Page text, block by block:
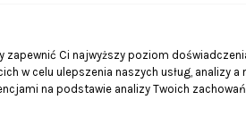
zapewnić Ci najwyższy poziom
w celu ulepszenia naszych usług, analizy a
na podstawie analizy Twoich